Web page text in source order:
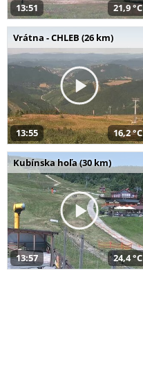
13:51 21,9 °C
Vrátna - CHLEB (26 km)
13:55 16,2 °C
Kubínska hoľa (30 km)
13:57 24,4 °C